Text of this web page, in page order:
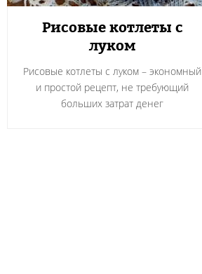
Рисовые котлеты с
луком
Рисовые котлеты с луком – экономный
и простой рецепт, не требующий
больших затрат денег